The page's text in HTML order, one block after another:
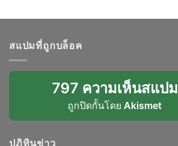
สแปมที่ถูกบล็อค
797 ความเห็นสแปม
ถูกปิดกั้นโดย Akismet
ปฏิทินข่าว